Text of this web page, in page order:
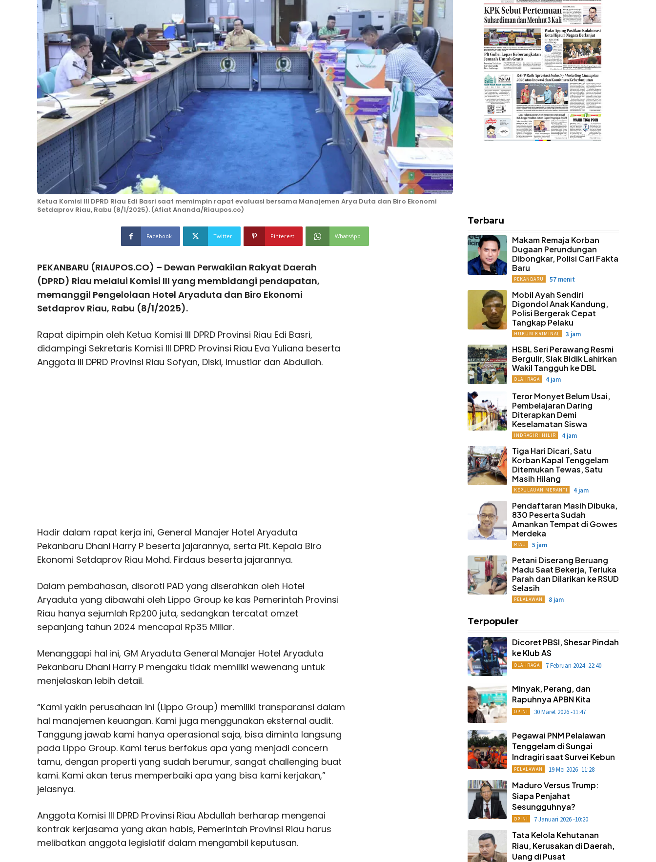
Ketua Komisi III DPRD Riau Edi Basri saat memimpin rapat evaluasi bersama Manajemen Arya Duta dan Biro Ekonomi
Setdaprov Riau, Rabu (8/1/2025). (Afiat Ananda/Riaupos.co)
Facebook Twitter Pinterest WhatsApp
PEKANBARU (RIAUPOS.CO) – Dewan Perwakilan Rakyat Daerah
(DPRD) Riau melalui Komisi III yang membidangi pendapatan,
memanggil Pengelolaan Hotel Aryaduta dan Biro Ekonomi
Setdaprov Riau, Rabu (8/1/2025).
Rapat dipimpin oleh Ketua Komisi III DPRD Provinsi Riau Edi Basri,
didampingi Sekretaris Komisi III DPRD Provinsi Riau Eva Yuliana beserta
Anggota III DPRD Provinsi Riau Sofyan, Diski, Imustiar dan Abdullah.
Hadir dalam rapat kerja ini, General Manajer Hotel Aryaduta
Pekanbaru Dhani Harry P beserta jajarannya, serta Plt. Kepala Biro
Ekonomi Setdaprov Riau Mohd. Firdaus beserta jajarannya.
Dalam pembahasan, disoroti PAD yang diserahkan oleh Hotel
Aryaduta yang dibawahi oleh Lippo Group ke kas Pemerintah Provinsi
Riau hanya sejumlah Rp200 juta, sedangkan tercatat omzet
sepanjang tahun 2024 mencapai Rp35 Miliar.
Menanggapi hal ini, GM Aryaduta General Manajer Hotel Aryaduta
Pekanbaru Dhani Harry P mengaku tidak memiliki wewenang untuk
menjelaskan lebih detail.
“Kami yakin perusahaan ini (Lippo Group) memiliki transparansi dalam
hal manajemen keuangan. Kami juga menggunakan eksternal audit.
Tanggung jawab kami hanya operasional saja, bisa diminta langsung
pada Lippo Group. Kami terus berfokus apa yang menjadi concern
tamu, dengan properti yang sudah berumur, sangat challenging buat
kami. Kami akan terus memperbaiki apa yang bisa kami kerjakan,”
jelasnya.
Anggota Komisi III DPRD Provinsi Riau Abdullah berharap mengenai
kontrak kerjasama yang akan habis, Pemerintah Provinsi Riau harus
melibatkan anggota legislatif dalam mengambil keputusan.
Terbaru
Makam Remaja Korban
Dugaan Perundungan
Dibongkar, Polisi Cari Fakta
Baru
PEKANBARU 57 menit
Mobil Ayah Sendiri
Digondol Anak Kandung,
Polisi Bergerak Cepat
Tangkap Pelaku
HUKUM KRIMINAL 3 jam
HSBL Seri Perawang Resmi
Bergulir, Siak Bidik Lahirkan
Wakil Tangguh ke DBL
OLAHRAGA 4 jam
Teror Monyet Belum Usai,
Pembelajaran Daring
Diterapkan Demi
Keselamatan Siswa
INDRAGIRI HILIR 4 jam
Tiga Hari Dicari, Satu
Korban Kapal Tenggelam
Ditemukan Tewas, Satu
Masih Hilang
KEPULAUAN MERANTI 4 jam
Pendaftaran Masih Dibuka,
830 Peserta Sudah
Amankan Tempat di Gowes
Merdeka
RIAU 5 jam
Petani Diserang Beruang
Madu Saat Bekerja, Terluka
Parah dan Dilarikan ke RSUD
Selasih
PELALAWAN 8 jam
Terpopuler
Dicoret PBSI, Shesar Pindah
ke Klub AS
OLAHRAGA 7 Februari 2024 -22:40
Minyak, Perang, dan
Rapuhnya APBN Kita
OPINI 30 Maret 2026 -11:47
Pegawai PNM Pelalawan
Tenggelam di Sungai
Indragiri saat Survei Kebun
PELALAWAN 19 Mei 2026 -11:28
Maduro Versus Trump:
Siapa Penjahat
Sesungguhnya?
OPINI 7 Januari 2026 -10:20
Tata Kelola Kehutanan
Riau, Kerusakan di Daerah,
Uang di Pusat